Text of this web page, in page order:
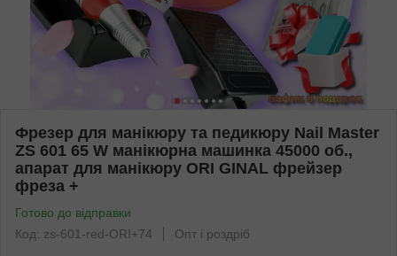
Фрезер для манікюру та педикюру Nail Master
ZS 601 65 W манікюрна машинка 45000 об.,
апарат для манікюру ORI GINAL фрейзер
фреза +
Готово до відправки
Код: zs-601-red-ORI+74
Опт і роздріб